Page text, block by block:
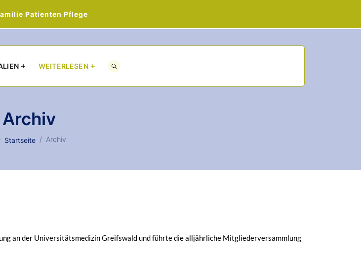
Patienten Pflege
WEITERLESEN
Archiv
Startseite Archiv
an der Universitätsmedizin Greifswald und führte die alljährliche Mitgliederversammlung